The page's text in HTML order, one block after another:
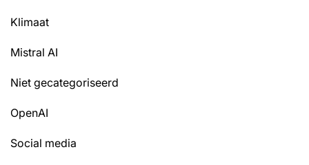
Klimaat
Mistral AI
Niet gecategoriseerd
OpenAI
Social media